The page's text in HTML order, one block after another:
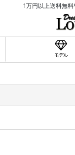
1万円以上送料無
モデル